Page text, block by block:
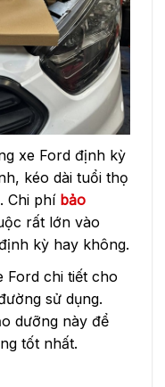
xe Ford định kỳ
kéo dài tuổi thọ
Chi phí bảo
rất lớn vào
kỳ hay không.
Ford chi tiết cho
sử dụng.
dưỡng này để
tốt nhất.